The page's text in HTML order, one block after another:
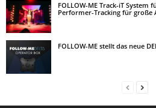
FOLLOW-ME Track-iT System
Performer-Tracking für große
FOLLOW-ME stellt das neue